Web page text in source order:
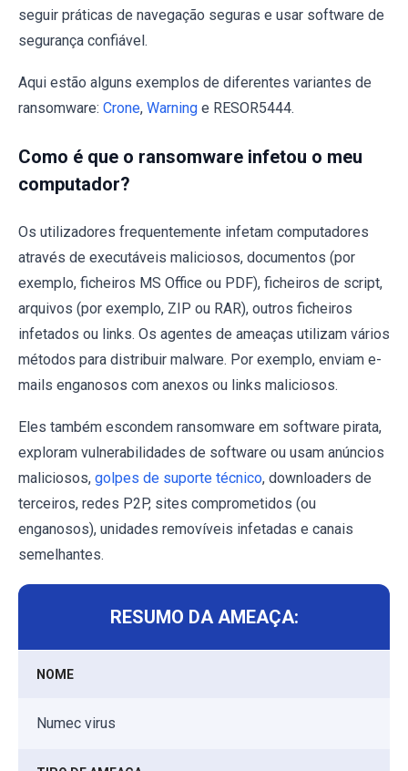
seguir práticas de navegação seguras e usar software de
segurança confiável.
Aqui estão alguns exemplos de diferentes variantes de
ransomware: Crone, Warning e RESOR5444.
Como é que o ransomware infetou o meu
computador?
Os utilizadores frequentemente infetam computadores
através de executáveis maliciosos, documentos (por
exemplo, ficheiros MS Office ou PDF), ficheiros de script,
arquivos (por exemplo, ZIP ou RAR), outros ficheiros
infetados ou links. Os agentes de ameaças utilizam vários
métodos para distribuir malware. Por exemplo, enviam e-
mails enganosos com anexos ou links maliciosos.
Eles também escondem ransomware em software pirata,
exploram vulnerabilidades de software ou usam anúncios
maliciosos, golpes de suporte técnico, downloaders de
terceiros, redes P2P, sites comprometidos (ou
enganosos), unidades removíveis infetadas e canais
semelhantes.
RESUMO DA AMEAÇA:
NOME
Numec virus